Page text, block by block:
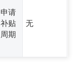
申请
补贴
周期
无